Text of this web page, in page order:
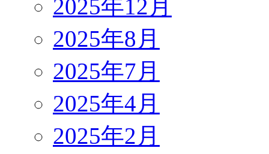
2025年12月
2025年8月
2025年7月
2025年4月
2025年2月